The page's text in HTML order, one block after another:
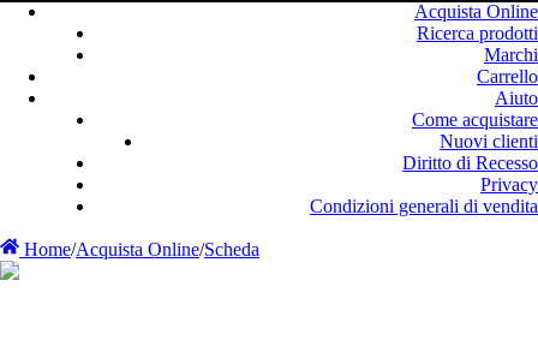
Acquista Online
Ricerca prodotti
Marchi
Carrello
Aiuto
Come acquistare
Nuovi clienti
Diritto di Recesso
Privacy
Condizioni generali di vendita
Home/Acquista Online/Scheda